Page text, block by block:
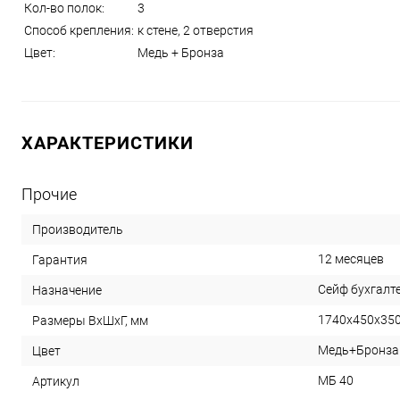
Кол-во полок:
3
Способ крепления: к стене, 2 отверстия
Цвет:
Медь + Бронза
ХАРАКТЕРИСТИКИ
Прочие
Производитель
Гарантия 12 месяцев
Назначение Сейф
Размеры ВхШхГ, мм 1740х450х350
Цвет Медь+Бронза
Артикул МБ 40